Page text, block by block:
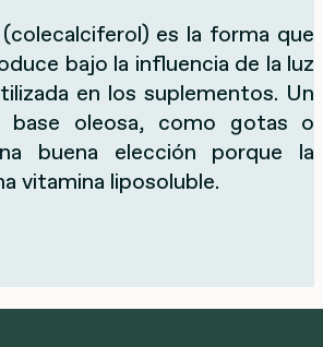
es la forma que
bajo la influencia de la luz
en los suplementos. Un
base oleosa, como gotas o
buena elección porque la
vitamina liposoluble.